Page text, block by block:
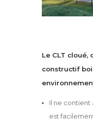
Le CLT cloué,
constructif
Il ne contient
est